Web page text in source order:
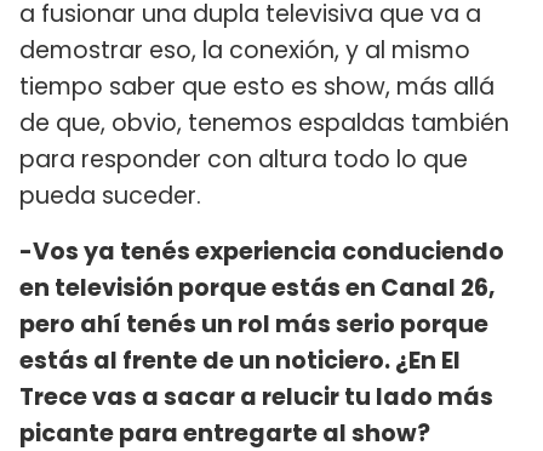
a fusionar una dupla televisiva que va a
demostrar eso, la conexión, y al mismo
tiempo saber que esto es show, más allá
de que, obvio, tenemos espaldas también
para responder con altura todo lo que
pueda suceder.
-Vos ya tenés experiencia conduciendo
en televisión porque estás en Canal 26,
pero ahí tenés un rol más serio porque
estás al frente de un noticiero. ¿En El
Trece vas a sacar a relucir tu lado más
picante para entregarte al show?